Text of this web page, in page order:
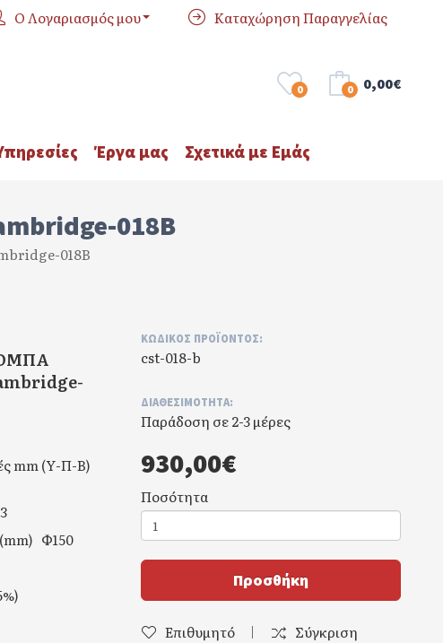
Ο Λογαριασμός μου Καταχώρηση Παραγγελίας
0 0 0,00€
Έργα μας Σχετικά με Εμάς
018B
018B
ΚΩΔΙΚΌΣ ΠΡΟΪΌΝΤΟΣ:
cst-018-b
ΔΙΑΘΕΣΙΜΌΤΗΤΑ:
Παράδοση σε 2-3 μέρες
930,00€
Ποσότητα
Προσθήκη
Επιθυμητό Σύγκριση
mm (Υ-Π-Β)
(mm) Φ150